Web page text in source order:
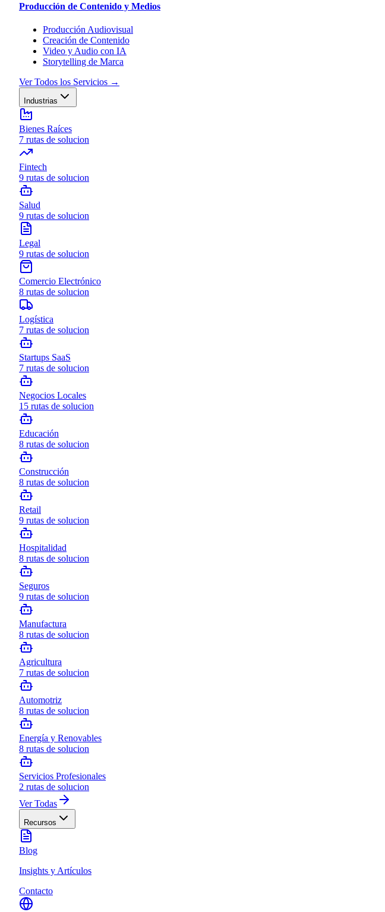
Producción de Contenido y Medios
Producción Audiovisual
Creación de Contenido
Video y Audio con IA
Storytelling de Marca
Ver Todos los Servicios →
Industrias
Bienes Raíces
7 rutas de solucion
Fintech
9 rutas de solucion
Salud
9 rutas de solucion
Legal
9 rutas de solucion
Comercio Electrónico
8 rutas de solucion
Logística
7 rutas de solucion
Startups SaaS
7 rutas de solucion
Negocios Locales
15 rutas de solucion
Educación
8 rutas de solucion
Construcción
8 rutas de solucion
Retail
9 rutas de solucion
Hospitalidad
8 rutas de solucion
Seguros
9 rutas de solucion
Manufactura
8 rutas de solucion
Agricultura
7 rutas de solucion
Automotriz
8 rutas de solucion
Energía y Renovables
8 rutas de solucion
Servicios Profesionales
2 rutas de solucion
Ver Todas
Recursos
Blog
Insights y Artículos
Contacto